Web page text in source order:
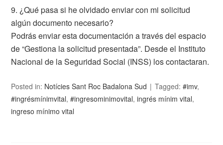
9. ¿Qué pasa si he olvidado enviar con mi solicitud
algún documento necesario?
Podrás enviar esta documentación a través del espacio
de “Gestiona la solicitud presentada”. Desde el Instituto
Nacional de la Seguridad Social (INSS) los contactaran.
Posted in: Notícies Sant Roc Badalona Sud Tagged:#imv,
#ingrésmínimvital,#ingresominimovital,ingrés mínim vital,
ingreso mínimo vital